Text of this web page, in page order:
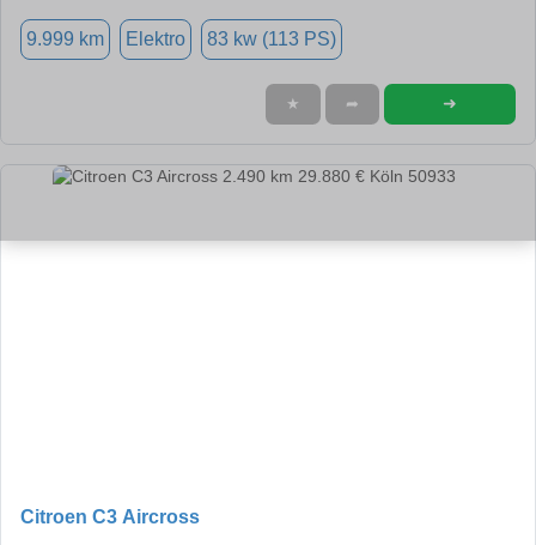
9.999 km Elektro 83 kw (113 PS)
★ ➦ ➜
Citroen C3 Aircross